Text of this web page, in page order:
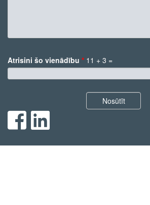
*
Atrisini šo vienādību * 11 + 3 =
Nosūtīt